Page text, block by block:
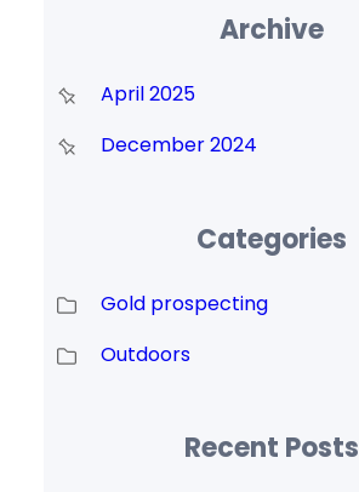
Archive
April 2025
December 2024
Categories
Gold prospecting
Outdoors
Recent Posts